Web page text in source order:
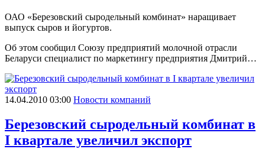
ОАО «Березовский сыродельный комбинат» наращивает
выпуск сыров и йогуртов.
Об этом сообщил Союзу предприятий молочной отрасли
Беларуси специалист по маркетингу предприятия Дмитрий…
14.04.2010 03:00 Новости компаний
Березовский сыродельный комбинат в
I квартале увеличил экспорт